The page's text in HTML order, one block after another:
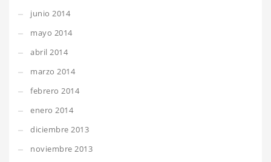
junio 2014
mayo 2014
abril 2014
marzo 2014
febrero 2014
enero 2014
diciembre 2013
noviembre 2013